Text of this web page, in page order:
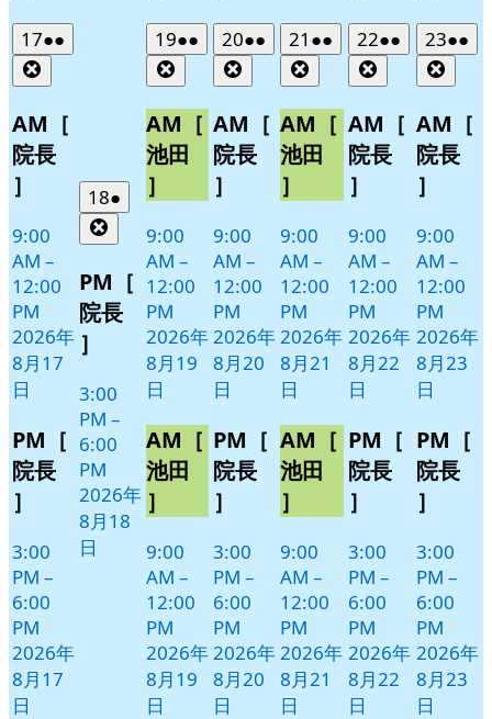
172026
年
8
月
17
日
●●
件
イ
ベ
AM［
院長
］
9:00
AM –
12:00
PM
2026年
8月17
日
PM［
院長
］
3:00
PM –
6:00
PM
2026年
8月17
日
182026
年
8
月
18
日
●
件
イ
ベ
ン
Close
PM［
院長
］
3:00
PM –
6:00
PM
2026年
8月18
日
192026
年
8
月
19
日
●●
件
の
イ
ベ
ン
ト)
AM［
池田
］
9:00
AM –
12:00
PM
2026年
8月19
日
AM［
池田
］
9:00
AM –
12:00
PM
2026年
8月19
日
202026
年
8
月
20
日
●●
件
の
イ
ベ
ン
ト)
AM［
院長
］
9:00
AM –
12:00
PM
2026年
8月20
日
PM［
院長
］
3:00
PM –
6:00
PM
2026年
8月20
日
21 2026
年
8
月
21
日
●●
件
の
イ
ベ
ン
ト)
AM［
池田
］
9:00
AM –
12:00
PM
2026年
8月21
日
AM［
池田
］
9:00
AM –
12:00
PM
2026年
8月21
日
222026
年
8
月
22
日
●●
件
の
イ
ベ
ン
ト)
AM［
院長
］
9:00
AM –
12:00
PM
2026年
8月22
日
PM［
院長
］
3:00
PM –
6:00
PM
2026年
8月22
日
232026
年
8
月
23
日
●●
件
イ
ベ
AM［
院長
］
9:00
AM –
12:00
PM
2026年
8月23
日
PM［
院長
］
3:00
PM –
6:00
PM
2026年
8月23
日